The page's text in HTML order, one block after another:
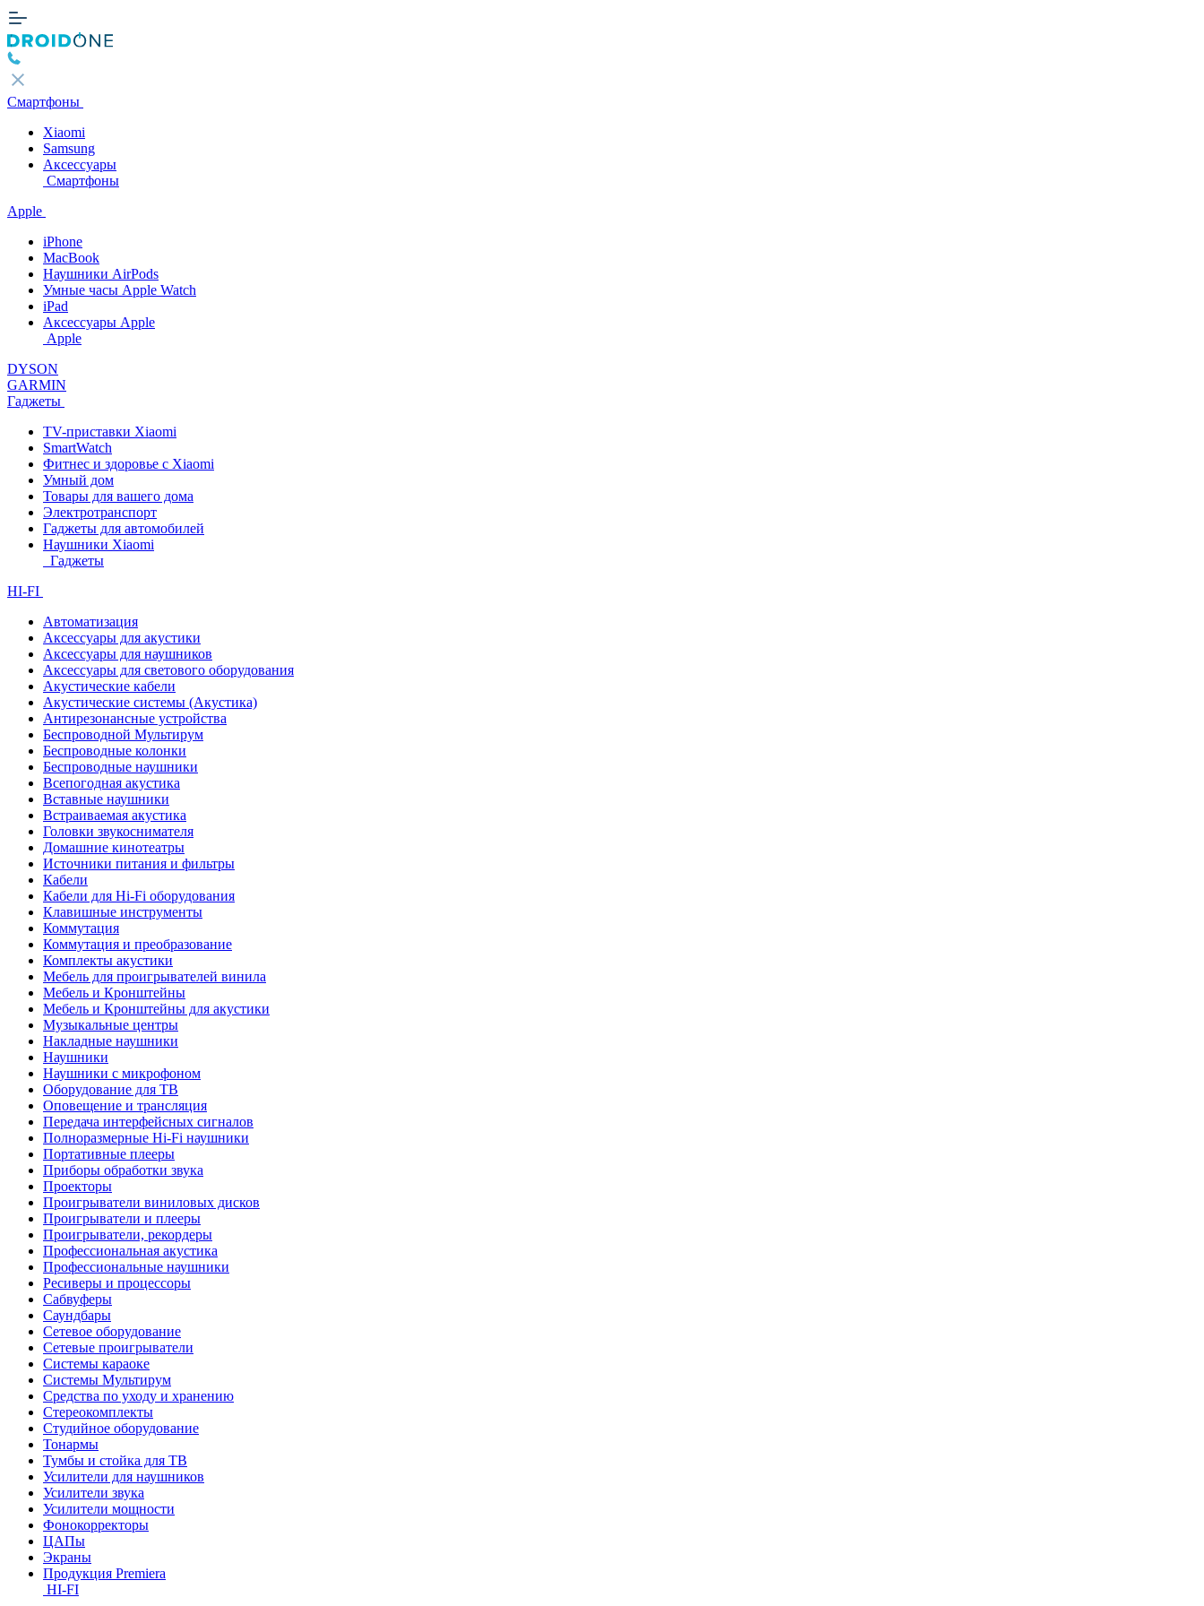
Смартфоны
Xiaomi
Samsung
Аксессуары
Смартфоны
Apple
iPhone
MacBook
Наушники AirPods
Умные часы Apple Watch
iPad
Аксессуары Apple
Apple
DYSON
GARMIN
Гаджеты
TV-приставки Xiaomi
SmartWatch
Фитнес и здоровье с Xiaomi
Умный дом
Товары для вашего дома
Электротранспорт
Гаджеты для автомобилей
Наушники Xiaomi
Гаджеты
HI-FI
Автоматизация
Аксессуары для акустики
Аксессуары для наушников
Аксессуары для светового оборудования
Акустические кабели
Акустические системы (Акустика)
Антирезонансные устройства
Беспроводной Мультирум
Беспроводные колонки
Беспроводные наушники
Всепогодная акустика
Вставные наушники
Встраиваемая акустика
Головки звукоснимателя
Домашние кинотеатры
Источники питания и фильтры
Кабели
Кабели для Hi-Fi оборудования
Клавишные инструменты
Коммутация
Коммутация и преобразование
Комплекты акустики
Мебель для проигрывателей винила
Мебель и Кронштейны
Мебель и Кронштейны для акустики
Музыкальные центры
Накладные наушники
Наушники
Наушники с микрофоном
Оборудование для ТВ
Оповещение и трансляция
Передача интерфейсных сигналов
Полноразмерные Hi-Fi наушники
Портативные плееры
Приборы обработки звука
Проекторы
Проигрыватели виниловых дисков
Проигрыватели и плееры
Проигрыватели, рекордеры
Профессиональная акустика
Профессиональные наушники
Ресиверы и процессоры
Сабвуферы
Саундбары
Сетевое оборудование
Сетевые проигрыватели
Системы караоке
Системы Мультирум
Средства по уходу и хранению
Стереокомплекты
Студийное оборудование
Тонармы
Тумбы и стойка для ТВ
Усилители для наушников
Усилители звука
Усилители мощности
Фонокорректоры
ЦАПы
Экраны
Продукция Premiera
HI-FI